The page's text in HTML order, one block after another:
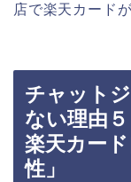
店で楽天カード
チャット
ない理由
楽天カー
性」